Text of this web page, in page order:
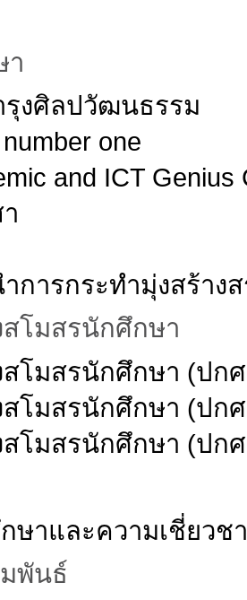
า
งศิลปวัฒนธรรม
one
and ICT Genius
การกระทำมุ่งสร้าง
สโมสรนักศึกษา
สโมสรนักศึกษา (ปก
สโมสรนักศึกษา (ปก
สโมสรนักศึกษา (ปก
าและความเชี่ยวช
พันธ์